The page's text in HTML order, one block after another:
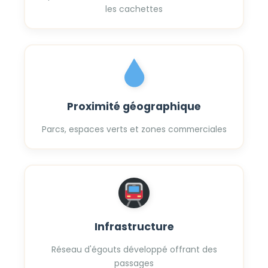
les cachettes
Proximité géographique
Parcs, espaces verts et zones commerciales
Infrastructure
Réseau d'égouts développé offrant des
passages